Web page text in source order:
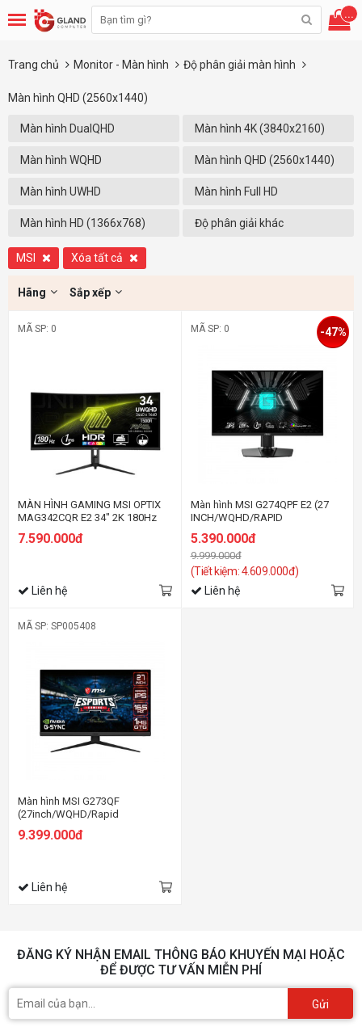
...
Trang chủ Monitor - Màn hình Độ phân giải màn hình
Màn hình QHD (2560x1440)
Màn hình DualQHD
(5120x1440)
Màn hình 4K (3840x2160)
Màn hình WQHD
(3440x1440)
Màn hình QHD (2560x1440)
Màn hình UWHD
(2560X1080)
Màn hình Full HD
(1920x1080)
Màn hình HD (1366x768) Độ phân giải khác
MSI Xóa tất cả
Hãng Sắp xếp
MÃ SP: 0
MÀN HÌNH GAMING MSI OPTIX
MAG342CQR E2 34" 2K 180Hz
7.590.000đ
Liên hệ
MÃ SP: 0
Màn hình MSI G274QPF E2 (27
INCH/WQHD/RAPID
5.390.000đ
9.999.000đ
(Tiết kiệm: 4.609.000đ)
-47%
Liên hệ
MÃ SP: SP005408
Màn hình MSI G273QF
(27inch/WQHD/Rapid
IPS/165Hz/1ms/300nits/HDMI+DP/Gsync)
9.399.000đ
Liên hệ
ĐĂNG KÝ NHẬN EMAIL THÔNG BÁO KHUYẾN MẠI HOẶC
ĐỂ ĐƯỢC TƯ VẤN MIỄN PHÍ
Gửi